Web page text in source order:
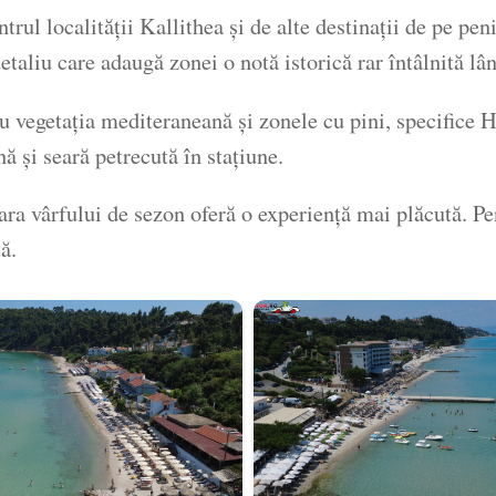
localității Kallithea și de alte destinații de pe
care adaugă zonei o notă istorică rar întâlnită
vegetația mediteraneană și zonele cu pini,
și seară petrecută în stațiune.
vârfului de sezon oferă o experiență mai plăcută.